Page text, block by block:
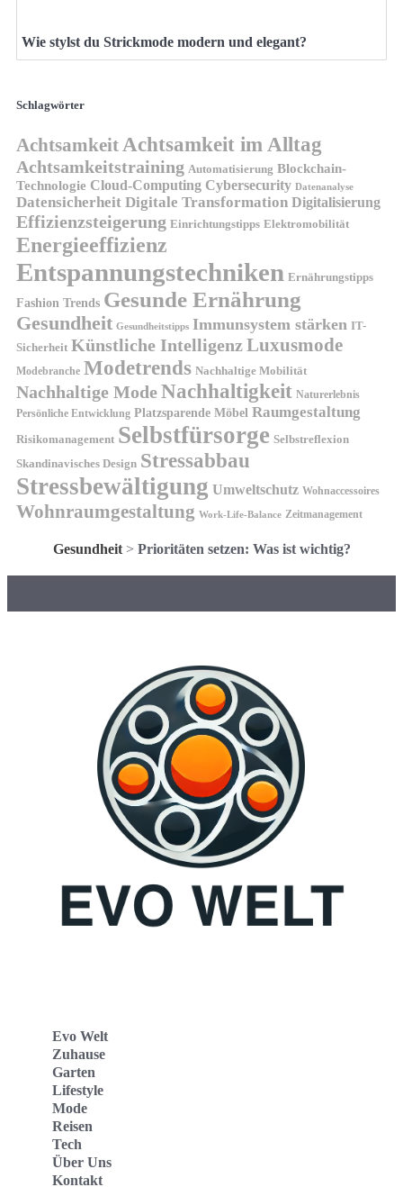
Wie stylst du Strickmode modern und elegant?
Schlagwörter
AchtsamkeitAchtsamkeit im Alltag
Achtsamkeitstraining Automatisierung Blockchain-
Technologie Cloud-Computing Cybersecurity Datenanalyse
Datensicherheit Digitale Transformation Digitalisierung
Effizienzsteigerung Einrichtungstipps Elektromobilität
Energieeffizienz
Entspannungstechniken Ernährungstipps
Fashion Trends Gesunde Ernährung
Gesundheit Gesundheitstipps Immunsystem stärken IT-
Sicherheit Künstliche IntelligenzLuxusmode
Modebranche Modetrends Nachhaltige Mobilität
Nachhaltige ModeNachhaltigkeit Naturerlebnis
Persönliche Entwicklung Platzsparende Möbel Raumgestaltung
Risikomanagement Selbstfürsorge Selbstreflexion
Skandinavisches Design Stressabbau
Stressbewältigung Umweltschutz Wohnaccessoires
Wohnraumgestaltung Work-Life-Balance Zeitmanagement
Gesundheit> Prioritäten setzen: Was ist wichtig?
Evo Welt
Zuhause
Garten
Lifestyle
Mode
Reisen
Tech
Über Uns
Kontakt